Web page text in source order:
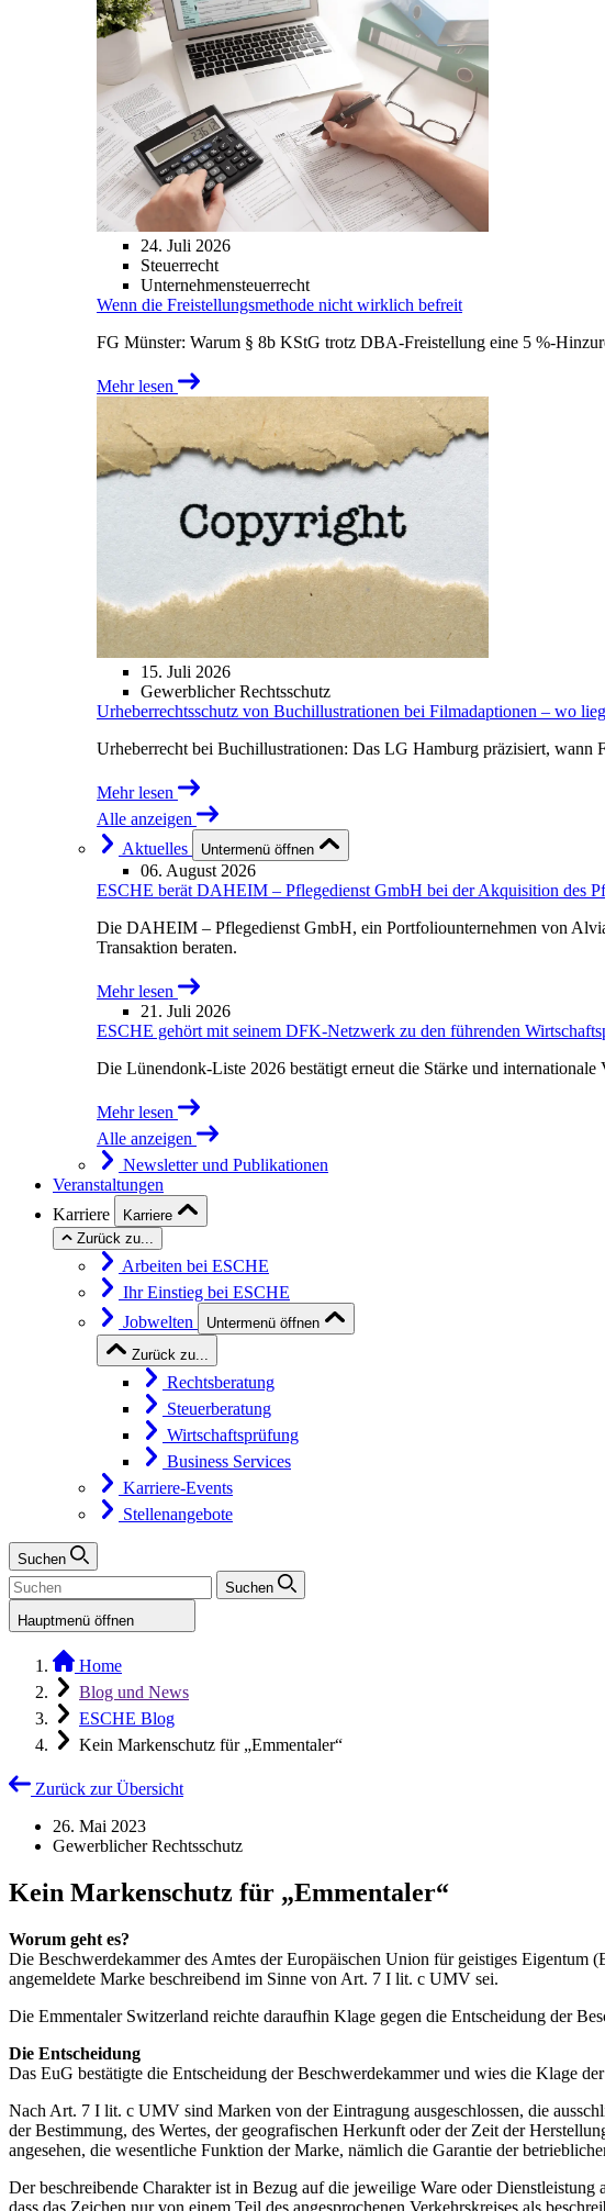
24. Juli 2026
Steuerrecht
Unternehmensteuerrecht
Wenn die Freistellungsmethode nicht wirklich befreit
FG Münster: Warum § 8b KStG trotz DBA-Freistellung eine 5 %-
Mehr lesen
15. Juli 2026
Gewerblicher Rechtsschutz
Urheberrechtsschutz von Buchillustrationen bei Filmadaptionen – wo
Urheberrecht bei Buchillustrationen: Das LG Hamburg präzisiert, wann
Mehr lesen
Alle anzeigen
Aktuelles
Untermenü öffnen
06. August 2026
ESCHE berät DAHEIM – Pflegedienst GmbH bei der Akquisition des
Die DAHEIM – Pflegedienst GmbH, ein Portfoliounternehmen von
Transaktion beraten.
Mehr lesen
21. Juli 2026
ESCHE gehört mit seinem DFK-Netzwerk zu den führenden
Die Lünendonk-Liste 2026 bestätigt erneut die Stärke und
Mehr lesen
Alle anzeigen
Newsletter und Publikationen
Veranstaltungen
Karriere
Karriere
Zurück zu...
Arbeiten bei ESCHE
Ihr Einstieg bei ESCHE
Jobwelten
Untermenü öffnen
Zurück zu...
Rechtsberatung
Steuerberatung
Wirtschaftsprüfung
Business Services
Karriere-Events
Stellenangebote
Suchen
Suchen
Hauptmenü öffnen
Home
Blog und News
ESCHE Blog
Kein Markenschutz für „Emmentaler“
Zurück zur Übersicht
26. Mai 2023
Gewerblicher Rechtsschutz
Kein Markenschutz für „Emmentaler“
Worum geht es?
Die Beschwerdekammer des Amtes der Europäischen Union für geistiges
angemeldete Marke beschreibend im Sinne von Art. 7 I lit. c UMV sei.
Die Emmentaler Switzerland reichte daraufhin Klage gegen die Entscheidung der
Die Entscheidung
Das EuG bestätigte die Entscheidung der Beschwerdekammer und wies die Klage
Nach Art. 7 I lit. c UMV sind Marken von der Eintragung ausgeschlossen, die
der Bestimmung, des Wertes, der geografischen Herkunft oder der Zeit der
angesehen, die wesentliche Funktion der Marke, nämlich die Garantie der
Der beschreibende Charakter ist in Bezug auf die jeweilige Ware oder
dass das Zeichen nur von einem Teil des angesprochenen Verkehrskreises als